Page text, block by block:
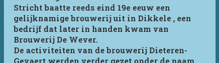
Stricht baatte reeds eind 19e eeuw een
gelijknamige brouwerij uit in Dikkele , een
bedrijf dat later in handen kwam van
Brouwerij De Wever.
De activiteiten van de brouwerij Dieteren-
Gevaert werden verder gezet onder de naam